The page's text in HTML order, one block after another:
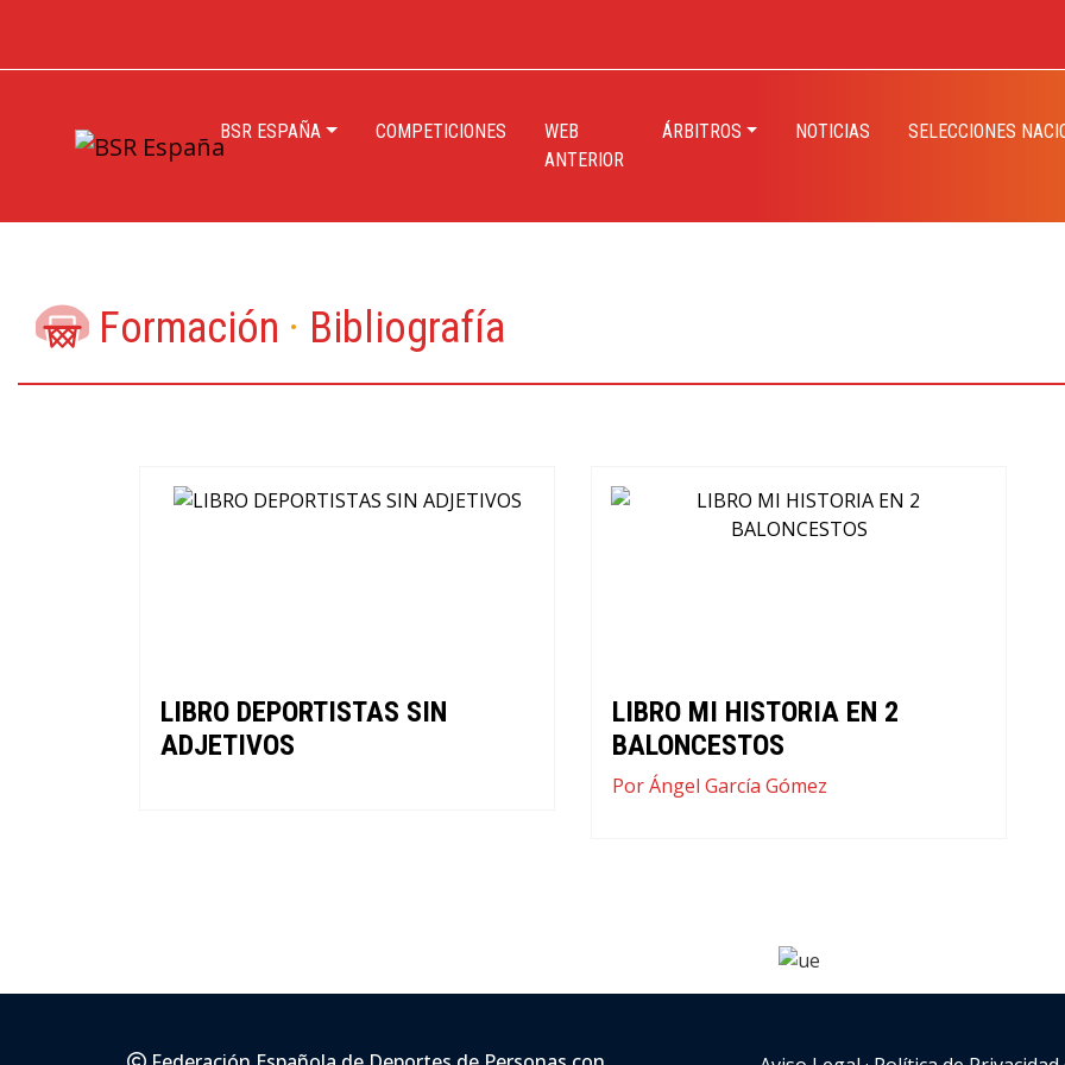
BSR ESPAÑA COMPETICIONES
WEB
ANTERIOR
ÁRBITROS NOTICIAS SELECCIONES
Formación · Bibliografía
LIBRO DEPORTISTAS SIN
ADJETIVOS
LIBRO MI HISTORIA EN 2
BALONCESTOS
Por Ángel García Gómez